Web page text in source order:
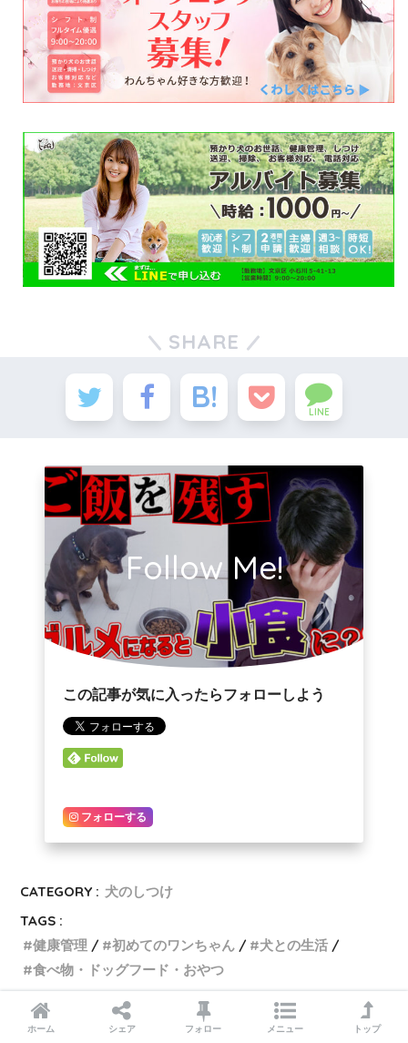
SHARE
LINE
Follow Me!
この記事が気に入ったらフォローしよう
フォローする
CATEGORY : 犬のしつけ
TAGS :
健康管理
初めてのワンちゃん
犬との生活
食べ物・ドッグフード・おやつ
ホーム シェア フォロー メニュー トップ